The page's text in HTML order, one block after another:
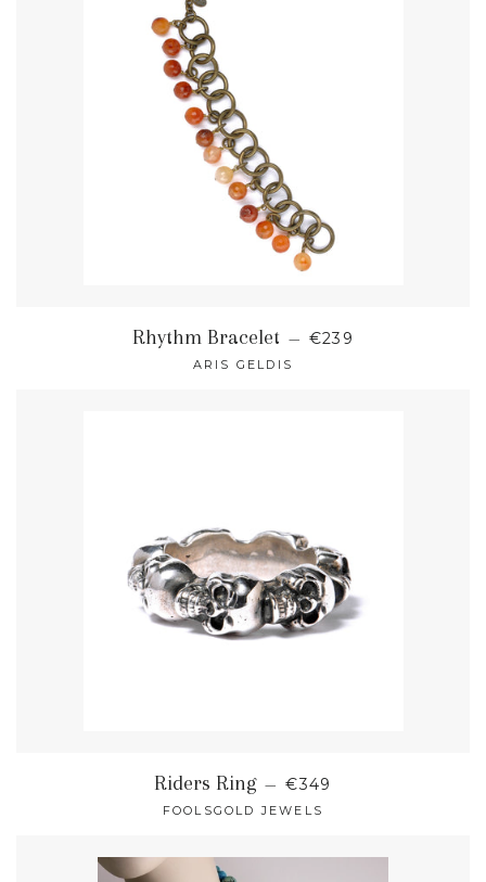
Rhythm Bracelet — NORMALER PREIS
€239
ARIS GELDIS
Riders Ring — NORMALER PREIS
€349
FOOLSGOLD JEWELS